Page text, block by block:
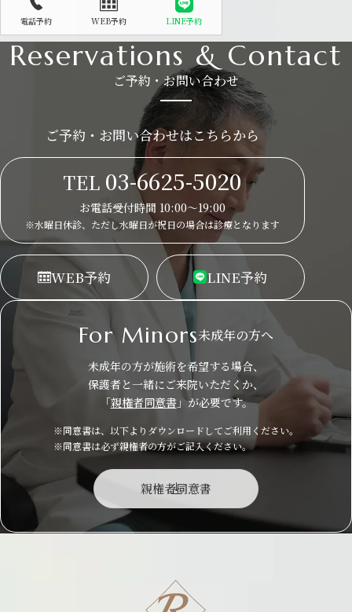
電話予約 WEB予約 LINE予約
Reservations & Contact
ご予約・お問い合わせ
ご予約・お問い合わせはこちらから
TEL 03-6625-5020
お電話受付時間 10:00～19:00
※水曜日休診、ただし水曜日が祝日の場合は診療となります
WEB予約 LINE予約
For Minors未成年の方へ
未成年の方が施術を希望する場合、
保護者と一緒にご来院いただくか、
「親権者同意書」が必要です。
※同意書は、以下よりダウンロードしてご利用ください。
※同意書は必ず親権者の方がご記入ください。
親権者同意書